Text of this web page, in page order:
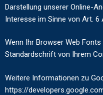
Darstellung unserer Online-
Interesse im Sinne von Art. 6
Wenn Ihr Browser Web
Standardschrift von Ihrem
Weitere Informationen zu
https://